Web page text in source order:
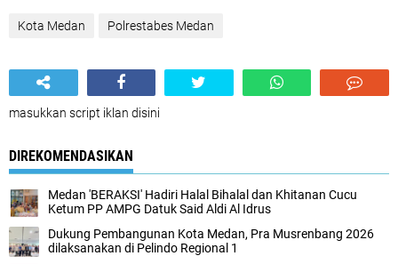
Kota Medan Polrestabes Medan
masukkan script iklan disini
DIREKOMENDASIKAN
Medan 'BERAKSI' Hadiri Halal Bihalal dan Khitanan Cucu
Ketum PP AMPG Datuk Said Aldi Al Idrus
Dukung Pembangunan Kota Medan, Pra Musrenbang 2026
dilaksanakan di Pelindo Regional 1